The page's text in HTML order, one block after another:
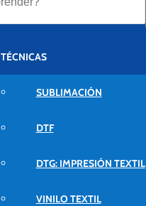
TÉCNICAS
SUBLIMACIÓN
DTF
DTG: IMPRESIÓN TEXTIL
VINILO TEXTIL